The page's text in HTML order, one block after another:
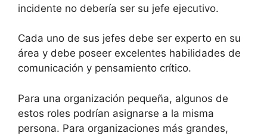
incidente no debería ser su jefe ejecutivo.
Cada uno de sus jefes debe ser experto en su
área y debe poseer excelentes habilidades de
comunicación y pensamiento crítico.
Para una organización pequeña, algunos de
estos roles podrían asignarse a la misma
persona. Para organizaciones más grandes,